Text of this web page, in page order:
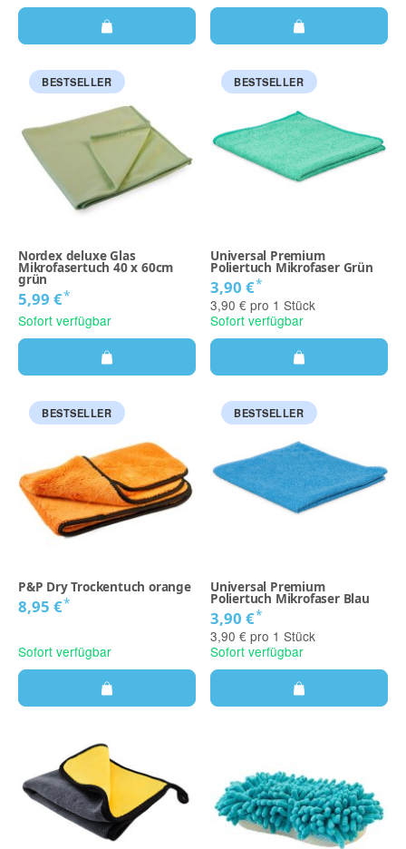
BESTSELLER
Nordex deluxe Glas
Mikrofasertuch 40 x 60cm
grün
5,99 €*
Sofort verfügbar
BESTSELLER
Universal Premium
Poliertuch Mikrofaser Grün
3,90 €*
3,90 € pro 1 Stück
Sofort verfügbar
BESTSELLER
P&P Dry Trockentuch orange
8,95 €*
Sofort verfügbar
BESTSELLER
Universal Premium
Poliertuch Mikrofaser Blau
3,90 €*
3,90 € pro 1 Stück
Sofort verfügbar